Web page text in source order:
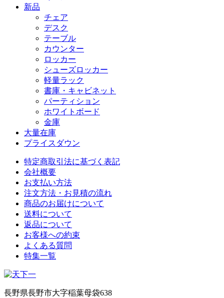
新品
チェア
デスク
テーブル
カウンター
ロッカー
シューズロッカー
軽量ラック
書庫・キャビネット
パーティション
ホワイトボード
金庫
大量在庫
プライスダウン
特定商取引法に基づく表記
会社概要
お支払い方法
注文方法・お見積の流れ
商品のお届けについて
送料について
返品について
お客様への約束
よくある質問
特集一覧
長野県長野市大字稲葉母袋638